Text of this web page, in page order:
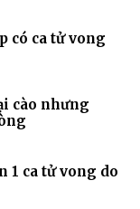
có ca tử vong
cào nhưng
1 ca tử vong do